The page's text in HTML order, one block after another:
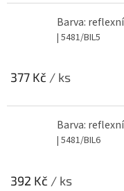
Barva:
| 5481/BIL5
377 Kč / ks
Barva:
| 5481/BIL6
392 Kč / ks